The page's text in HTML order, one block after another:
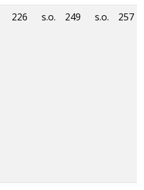
226 s.o. 249 s.o. 257